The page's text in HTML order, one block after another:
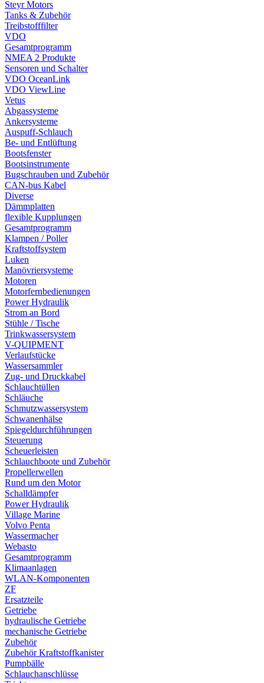
Steyr Motors
Tanks & Zubehör
Treibstofffilter
VDO
Gesamtprogramm
NMEA 2 Produkte
Sensoren und Schalter
VDO OceanLink
VDO ViewLine
Vetus
Abgassysteme
Ankersysteme
Auspuff-Schlauch
Be- und Entlüftung
Bootsfenster
Bootsinstrumente
Bugschrauben und Zubehör
CAN-bus Kabel
Diverse
Dämmplatten
flexible Kupplungen
Gesamtprogramm
Klampen / Poller
Kraftstoffsystem
Luken
Manövriersysteme
Motoren
Motorfernbedienungen
Power Hydraulik
Strom an Bord
Stühle / Tische
Trinkwassersystem
V-QUIPMENT
Verlaufstücke
Wassersammler
Zug- und Druckkabel
Schlauchtüllen
Schläuche
Schmutzwassersystem
Schwanenhälse
Spiegeldurchführungen
Steuerung
Scheuerleisten
Schlauchboote und Zubehör
Propellerwellen
Rund um den Motor
Schalldämpfer
Power Hydraulik
Village Marine
Volvo Penta
Wassermacher
Webasto
Gesamtprogramm
Klimaanlagen
WLAN-Komponenten
ZF
Ersatzteile
Getriebe
hydraulische Getriebe
mechanische Getriebe
Zubehör
Zubehör Kraftstoffkanister
Pumpbälle
Schlauchanschlüsse